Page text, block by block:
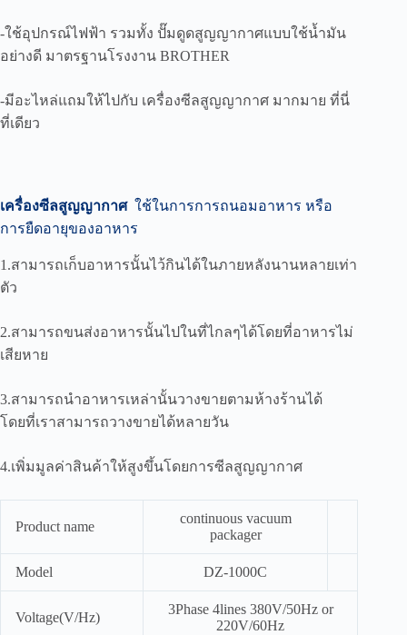
-ใช้อุปกรณ์ไฟฟ้า รวมทั้ง ปั๊มดูดสูญญากาศแบบใช้น้ำมัน
อย่างดี มาตรฐานโรงงาน BROTHER
-มีอะไหล่แถมให้ไปกับ เครื่องซีลสูญญากาศ มากมาย ที่นี่
ที่เดียว
เครื่องซีลสูญญากาศ ใช้ในการการถนอมอาหาร หรือ
การยืดอายุของอาหาร
1.สามารถเก็บอาหารนั้นไว้กินได้ในภายหลังนานหลายเท่า
ตัว
2.สามารถขนส่งอาหารนั้นไปในที่ไกลๆได้โดยที่อาหารไม่
เสียหาย
3.สามารถนำอาหารเหล่านั้นวางขายตามห้างร้านได้
โดยที่เราสามารถวางขายได้หลายวัน
4.เพิ่มมูลค่าสินค้าให้สูงขึ้นโดยการซีลสูญญากาศ
Product name
continuous vacuum
packager
Model DZ-1000C
Voltage(V/Hz)
3Phase 4lines 380V/50Hz or
220V/60Hz